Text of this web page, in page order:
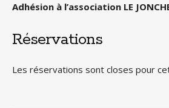
Adhésion à l’association LE
Réservations
Les réservations sont closes pour